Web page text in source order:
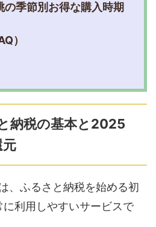
の季節別お得な購入時期
）
納税の基本と2025
、ふるさと納税を始める初
利用しやすいサービスで